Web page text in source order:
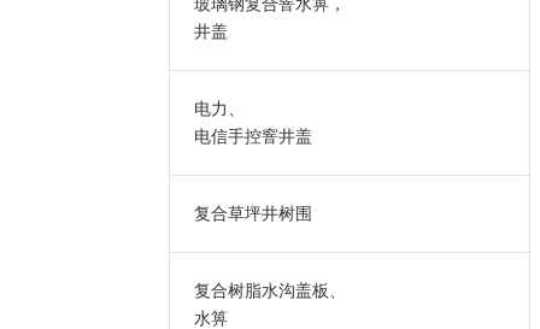
井盖
电力、
电信手控窨井盖
复合草坪井树围
复合树脂水沟盖板、
水箅